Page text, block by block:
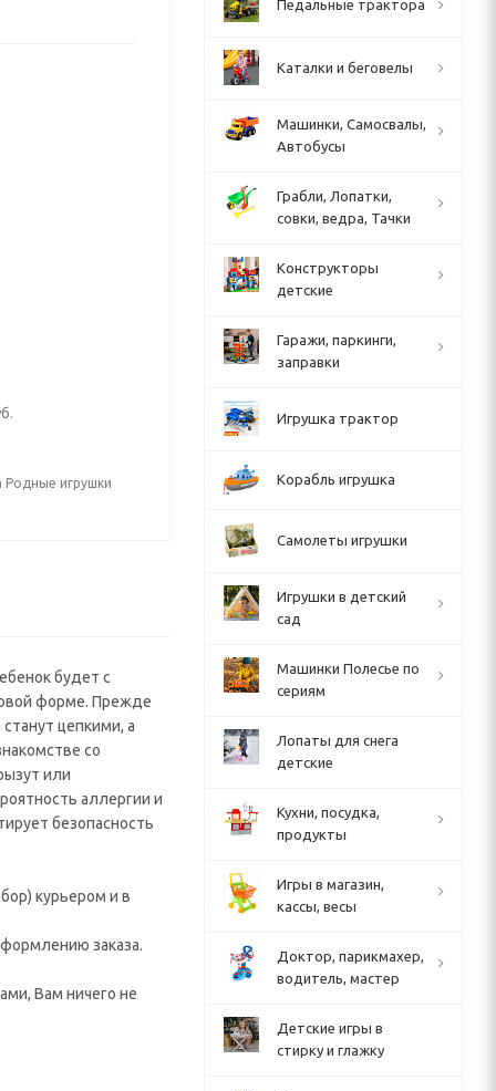
Родные игрушки
будет с
форме. Прежде
цепкими, а
со
или
аллергии и
безопасность
курьером и в
заказа.
Вам ничего не
Педальные трактора
Каталки и беговелы
Машинки, Самосвалы,
Автобусы
Грабли, Лопатки,
совки, ведра, Тачки
Конструкторы
детские
Гаражи, паркинги,
заправки
Игрушка трактор
Корабль игрушка
Самолеты игрушки
Игрушки в детский
сад
Машинки Полесье по
сериям
Лопаты для снега
детские
Кухни, посудка,
продукты
Игры в магазин,
кассы, весы
Доктор, парикмахер,
водитель, мастер
Детские игры в
стирку и глажку